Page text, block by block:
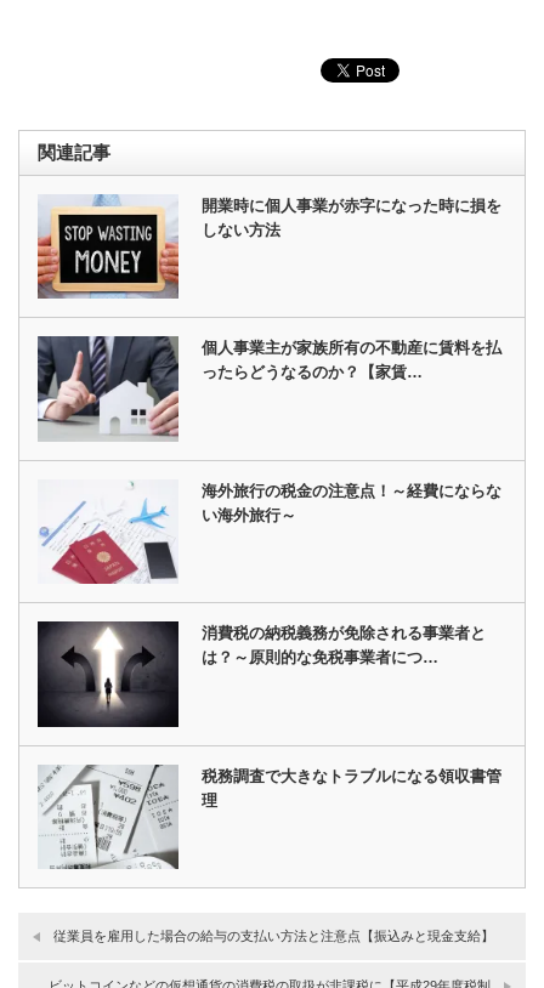
関連記事
開業時に個人事業が赤字になった時に損を
しない方法
個人事業主が家族所有の不動産に賃料を払
ったらどうなるのか？【家賃…
海外旅行の税金の注意点！～経費にならな
い海外旅行～
消費税の納税義務が免除される事業者と
は？～原則的な免税事業者につ…
税務調査で大きなトラブルになる領収書管
理
従業員を雇用した場合の給与の支払い方法と注意点【振込みと現金支給】